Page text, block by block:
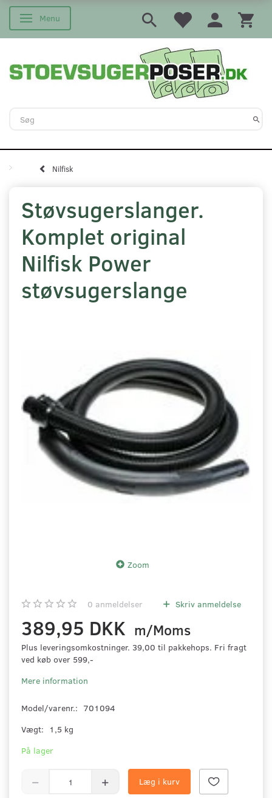
Skifte navigation
Menu
Nilfisk
Støvsugerslanger.
Komplet original
Nilfisk Power
støvsugerslange
Zoom
0 anmeldelser Skriv anmeldelse
389,95 DKK m/Moms
Plus leveringsomkostninger. 39,00 til pakkehops. Fri fragt
ved køb over 599,-
Mere information
Model/varenr.: 701094
Vægt:
1,5 kg
På lager
Læg i kurv